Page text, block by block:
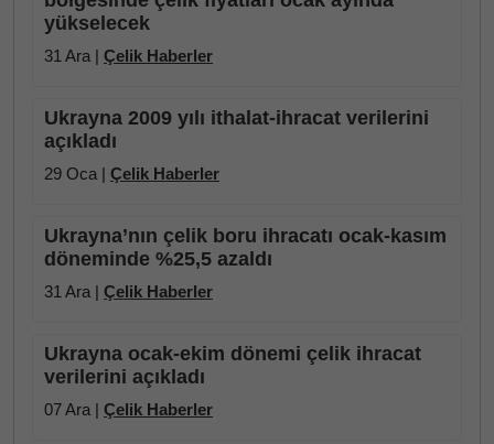
yükselecek
31 Ara | Çelik Haberler
Ukrayna 2009 yılı ithalat-ihracat verilerini
açıkladı
29 Oca | Çelik Haberler
Ukrayna’nın çelik boru ihracatı ocak-kasım
döneminde %25,5 azaldı
31 Ara | Çelik Haberler
Ukrayna ocak-ekim dönemi çelik ihracat
verilerini açıkladı
07 Ara | Çelik Haberler